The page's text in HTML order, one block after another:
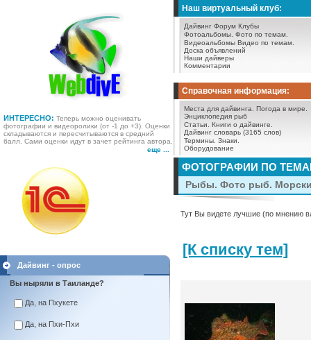
ИНТЕРЕСНО: Теперь можно оценивать
фотографии и видеоролики (от -1 до +3). Оценки
складываются и пересчитываются в средний
балл. Сами оценки идут в зачет рейтинга автора.
еще ...
Наш виртуальный клуб:
Дайвинг Форум Клубы
Фотоальбомы. Фото по темам.
Видеоальбомы Видео по темам.
Доска объявлений
Наши дайверы
Комментарии
Справочная информация:
Места для дайвинга.
Погода в мире.
Энциклопедия рыб
Статьи.
Книги о дайвинге.
Дайвинг словарь (3165 слов)
Термины. Знаки.
Оборудование
Дайвинг - опрос
Вы ныряли в Таиланде?
Да, на Пхукете
Да, на Пхи-Пхи
ФОТОГРАФИИ ПО
Рыбы. Фото рыб.
Тут Вы видете лучшие (по мнению
[К списку тем]